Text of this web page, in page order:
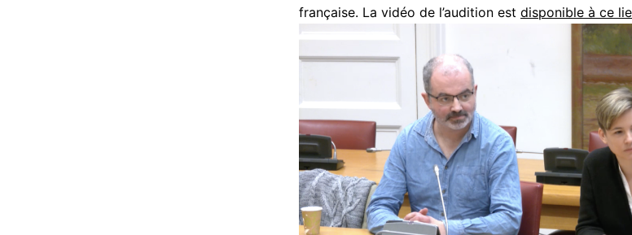
française. La vidéo de l’audition est disponible à ce